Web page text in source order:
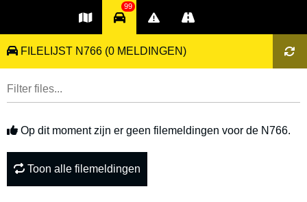
99
FILELIJST N766 (0 MELDINGEN)
Op dit moment zijn er geen filemeldingen voor de N766.
Toon alle filemeldingen